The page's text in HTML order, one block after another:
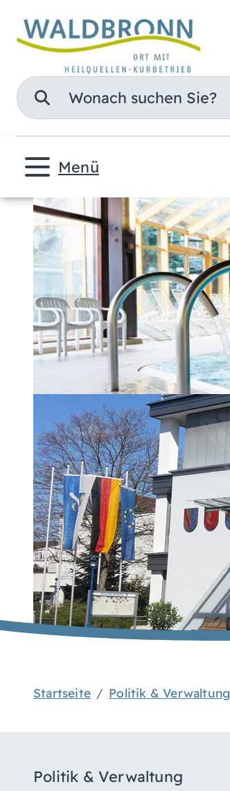
Suche
Menü
Startseite Politik & Verwaltung
Politik & Verwaltung